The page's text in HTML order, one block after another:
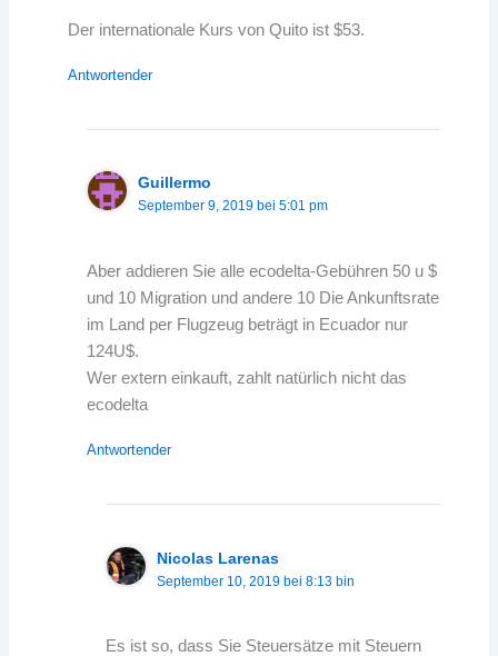
Der internationale Kurs von Quito ist $53.
Antwortender
Guillermo
September 9, 2019 bei 5:01 pm
Aber addieren Sie alle ecodelta-Gebühren 50 u $
und 10 Migration und andere 10 Die Ankunftsrate
im Land per Flugzeug beträgt in Ecuador nur
124U$.
Wer extern einkauft, zahlt natürlich nicht das
ecodelta
Antwortender
Nicolas Larenas
September 10, 2019 bei 8:13 bin
Es ist so, dass Sie Steuersätze mit Steuern